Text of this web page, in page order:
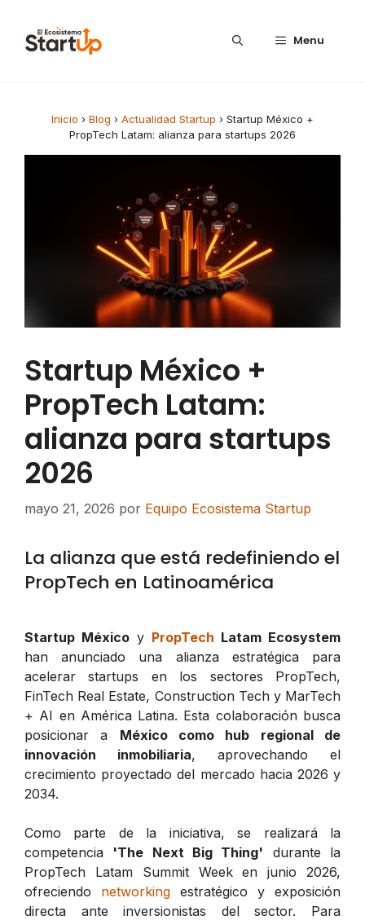
Menu
Inicio › Blog › Actualidad Startup › Startup México +
PropTech Latam: alianza para startups 2026
Startup México +
PropTech Latam:
alianza para startups
2026
mayo 21, 2026 por Equipo Ecosistema Startup
La alianza que está redefiniendo el
PropTech en Latinoamérica
Startup México y PropTech Latam Ecosystem
han anunciado una alianza estratégica para
acelerar startups en los sectores PropTech,
FinTech Real Estate, Construction Tech y MarTech
+ AI en América Latina. Esta colaboración busca
posicionar a México como hub regional de
innovación inmobiliaria, aprovechando el
crecimiento proyectado del mercado hacia 2026 y
2034.
Como parte de la iniciativa, se realizará la
competencia 'The Next Big Thing' durante la
PropTech Latam Summit Week en junio 2026,
ofreciendo networking estratégico y exposición
directa ante inversionistas del sector. Para